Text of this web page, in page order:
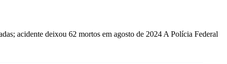
acidente deixou 62 mortos em agosto de 2024 A Polícia Federal